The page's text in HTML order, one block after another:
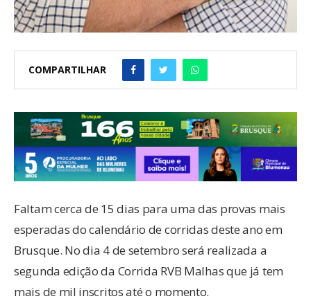
COMPARTILHAR
Faltam cerca de 15 dias para uma das provas mais
esperadas do calendário de corridas deste ano em
Brusque. No dia 4 de setembro será realizada a
segunda edição da Corrida RVB Malhas que já tem
mais de mil inscritos até o momento.